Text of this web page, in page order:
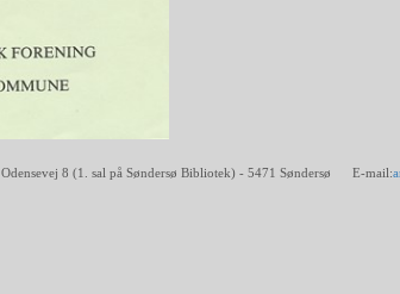
Odensevej 8 (1. sal på Søndersø Bibliotek) - 5471 Søndersø E-mail: